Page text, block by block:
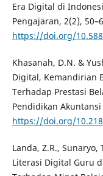
Era Digital di
Pengajaran, 2(2),
https://doi.org/
Khasanah, D.N. &
Digital, Kemandirian
Terhadap Prestasi
Pendidikan
https://doi.org/
Landa, Z.R.,
Literasi Digital Guru